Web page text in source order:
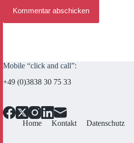
Kommentar abschicken
Mobile “click and call”:
+49 (0)3838 30 75 33
Home Kontakt Datenschutz